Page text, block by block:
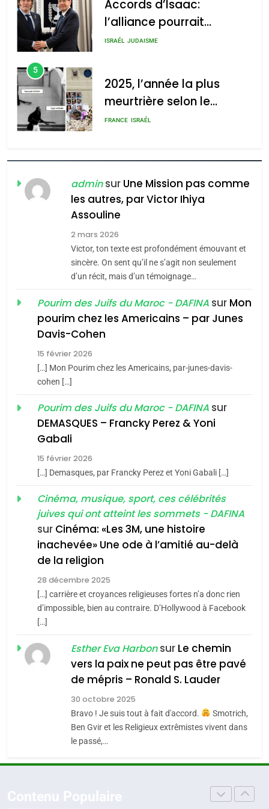
2025, l’année la plus
meurtrière selon le rapport
l’antisémitisme
admin 0
Accords d’Isaac:
l’alliance pourrait
s’étendre à 13 pays
ISRAÉL JUDAISME
5
2025, l’année la plus
meurtrière selon le
rapport d’ADL contre
FRANCE ISRAÉL
FIÈRE, DIGNE ET RÉSILIENTE :
POURQUOI JE REVENDIQUE
MA JUDAÏTE par Thérèse
Zrihen-Dvir
ISRAÉL JUDAISME
CE QUI NOUS MANQUE –
Jacques Hadida
JUDAISME
Maroc : Les amandes de
Tafraout, le miel de Tadla
du terroir
Oeil ravageur – Vanessa
De Loya Stauber
«Tu dis génocide, je dis
guerre»: La nouvelle
chanson de Boy George
ISRAÉL JUDAISME
Accords d’Isaac:
l’alliance pourrait
s’étendre à 13 pays
d’Amérique latine
ISRAÉL JUDAISME
2025, l’année la plus
meurtrière selon le
FIÈRE, DIGNE ET RÉSILIENTE :
adminsur Une Mission pas comme
les autres, par Victor Ihiya
Assouline
2 mars 2026
Victor, ton texte est profondément émouvant et
sincère. On sent qu’il ne s’agit non seulement
d’un récit, mais d’un témoignage…
Pourim des Juifs du Maroc - DAFINA sur Mon
pourim chez les Americains – par Junes
Davis-Cohen
15 février 2026
[…] Mon Pourim chez les Americains, par-junes-davis-
cohen […]
Pourim des Juifs du Maroc - DAFINA sur
DEMASQUES – Francky Perez & Yoni
Gabali
15 février 2026
[…] Demasques, par Francky Perez et Yoni Gabali […]
Cinéma, musique, sport, ces célébrités
juives qui ont atteint les sommets - DAFINA
sur Cinéma: «Les 3M, une histoire
inachevée» Une ode à l’amitié au-delà
de la religion
28 décembre 2025
[…] carrière et croyances religieuses fortes n’a donc rien
d’impossible, bien au contraire. D’Hollywood à Facebook
[…]
Esther Eva Harbonsur Le chemin
vers la paix ne peut pas être pavé
de mépris – Ronald S. Lauder
30 octobre 2025
Bravo ! Je suis tout à fait d'accord.
Smotrich,
Ben Gvir et les Religieux extrêmistes vivent dans
le passé,…
meurtrière selon le rapport
l’antisémitisme
FIÈRE, DIGNE ET RÉSILIENTE :
POURQUOI JE REVENDIQUE
MA JUDAÏTE par Thérèse
Zrihen-Dvir
ISRAÉL
CE QUI NOUS MANQUE –
JUDAISME
Maroc : Les amandes de
Tafraout, le miel de Tadla
Azilal consacrés produits
du terroir
DAFINA MAROC
Oeil ravageur – Vanessa De